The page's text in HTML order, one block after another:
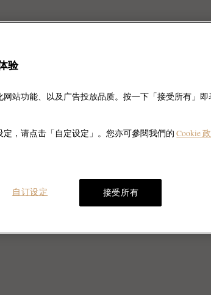
验
网站功能、以及广告投放品质。按一下「接受所有」
定，请点击「自定设定」。您亦可參閱我們的Cookie
接受所有
自订设定